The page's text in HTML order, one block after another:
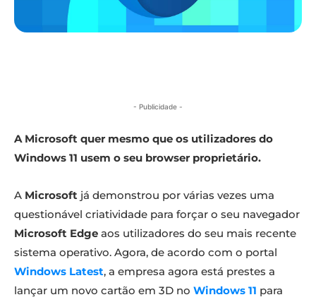
- Publicidade -
A Microsoft quer mesmo que os utilizadores do
Windows 11 usem o seu browser proprietário.
A Microsoft já demonstrou por várias vezes uma
questionável criatividade para forçar o seu navegador
Microsoft Edge aos utilizadores do seu mais recente
sistema operativo. Agora, de acordo com o portal
Windows Latest, a empresa agora está prestes a
lançar um novo cartão em 3D no Windows 11 para